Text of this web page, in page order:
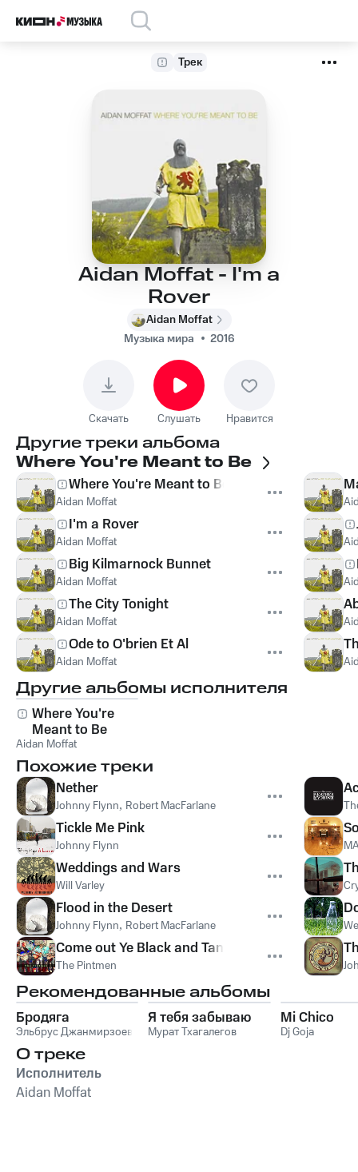
Трек
Aidan Moffat - I'm a
Rover
Aidan Moffat
Музыка мира
2016
Скачать Слушать Нравится
Другие треки альбома
Where You're Meant to Be
Where You're Meant to Be
Aidan Moffat
I'm a Rover
Aidan Moffat
Big Kilmarnock Bunnet
Aidan Moffat
The City Tonight
Aidan Moffat
Ode to O'brien Et Al
Aidan Moffat
Другие альбомы исполнителя
Where You're
Meant to Be
Aidan Moffat
Похожие треки
Nether
Johnny Flynn, Robert MacFarlane
Tickle Me Pink
Johnny Flynn
Weddings and Wars
Will Varley
Flood in the Desert
Johnny Flynn, Robert MacFarlane
Come out Ye Black and Tans
The Pintmen
Рекомендованные альбомы
Бродяга
Эльбрус Джанмирзоев
Я тебя забываю
Мурат Тхагалегов
Mi Chico
Dj Goja
О треке
Исполнитель
Aidan Moffat